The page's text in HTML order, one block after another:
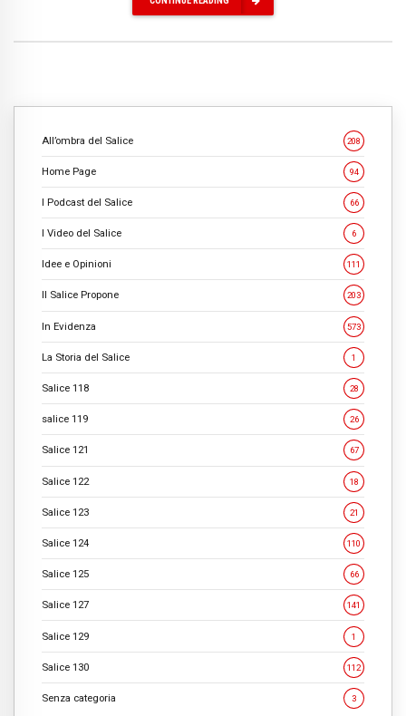
All’ombra del Salice 208
Home Page 94
I Podcast del Salice 66
I Video del Salice 6
Idee e Opinioni 111
Il Salice Propone 203
In Evidenza 573
La Storia del Salice 1
Salice 118 28
salice 119 26
Salice 121 67
Salice 122 18
Salice 123 21
Salice 124 110
Salice 125 66
Salice 127 141
Salice 129 1
Salice 130 112
Senza categoria 3